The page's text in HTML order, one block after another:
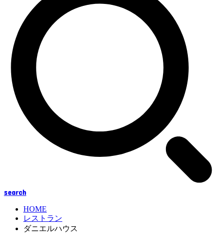
search
HOME
レストラン
ダニエルハウス